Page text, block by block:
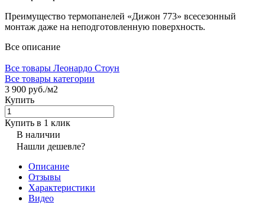
Преимущество термопанелей «Дижон 773» всесезонный
монтаж даже на неподготовленную поверхность.
Все описание
Все товары Леонардо Стоун
Все товары категории
3 900 руб./м2
Купить
Купить в 1 клик
В наличии
Нашли дешевле?
Описание
Отзывы
Характеристики
Видео